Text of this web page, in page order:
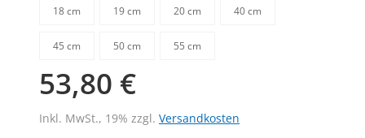
18 cm 19 cm 20 cm 40 cm
45 cm 50 cm 55 cm
53,80 €
Inkl. MwSt., 19% zzgl. Versandkosten